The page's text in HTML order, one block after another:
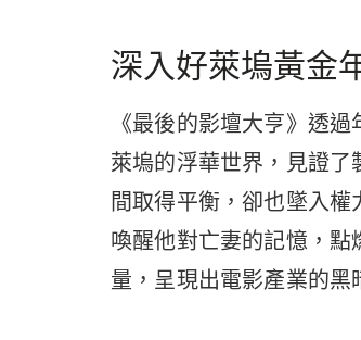
深入好萊塢黃金
《最後的影壇大亨》透
萊塢的浮華世界，見證
間取得平衡，卻也墜入權
喚醒他對亡妻的記憶，
量，呈現出電影產業的黑